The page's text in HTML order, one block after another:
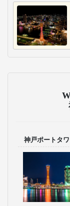
神戸ポートタ